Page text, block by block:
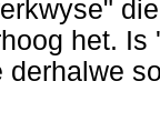
het.
derhalwe